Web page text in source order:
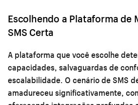
Escolhendo a Plataforma de
SMS Certa
A plataforma que você escolhe
capacidades, salvaguardas de
escalabilidade. O cenário de SMS
amadureceu significativamente,